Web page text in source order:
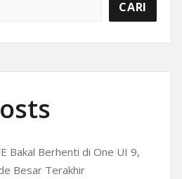
CARI
Bakal Berhenti di One UI 9,
Besar Terakhir